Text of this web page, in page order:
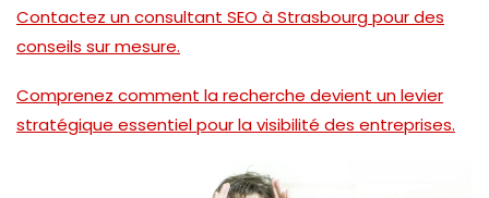
Contactez un consultant SEO à Strasbourg pour des
conseils sur mesure.
Comprenez comment la recherche devient un levier
stratégique essentiel pour la visibilité des entreprises.